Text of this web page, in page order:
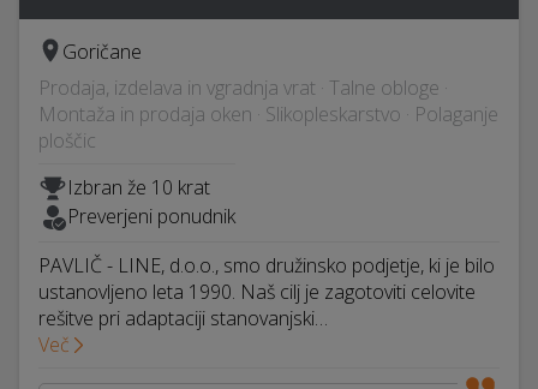
Goričane
Prodaja, izdelava in vgradnja vrat · Talne obloge ·
Montaža in prodaja oken · Slikopleskarstvo · Polaganje
ploščic
Izbran že 10 krat
Preverjeni ponudnik
PAVLIČ - LINE, d.o.o., smo družinsko podjetje, ki je bilo
ustanovljeno leta 1990. Naš cilj je zagotoviti celovite
rešitve pri adaptaciji stanovanjski…
Več